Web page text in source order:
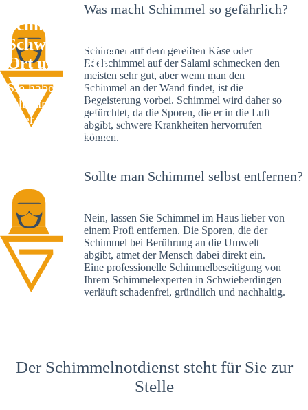
Schimmelexperte in
Schwieberdingen – Ihr Helfer an
Ort und Stelle
Sie haben kürzlich
schwarze Flecken an
Ihrer Wand entdeckt?
Schlechte Nachrichten:
Was macht Schimmel so gefährlich?
Schimmel auf dem gereiften Käse oder
Edelschimmel auf der Salami schmecken den
meisten sehr gut, aber wenn man den
Schimmel an der Wand findet, ist die
Begeisterung vorbei. Schimmel wird daher so
gefürchtet, da die Sporen, die er in die Luft
abgibt, schwere Krankheiten hervorrufen
können.
Sollte man Schimmel selbst entfernen?
Nein, lassen Sie Schimmel im Haus lieber von
einem Profi entfernen. Die Sporen, die der
Schimmel bei Berührung an die Umwelt
abgibt, atmet der Mensch dabei direkt ein.
Eine professionelle Schimmelbeseitigung von
Ihrem Schimmelexperten in Schwieberdingen
verläuft schadenfrei, gründlich und nachhaltig.
Der Schimmelnotdienst steht für Sie zur
Stelle